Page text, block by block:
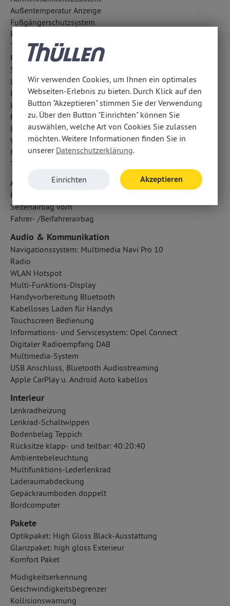
Außentemperatur Anzeige
Fußgängerschutzsystem
Fahrlichtautomatik
Traction Control
Reifendruckkontrolle
Surround-Kamerasystem
LED-Nebelscheinwerfer
ISOFIX Kindersitzbefestigung
Lichtsensor
Regensensor
Berganfahrhilfe
Wegfahrsperre
Notrufsystem
Totwinkel-Assistent
Airbags
Kopfairbag vorn und hinten
Seitenairbag vorn
Fahrer- /Beifahrerairbag
Audio & Kommunikation
Navigationssystem: Multimedia Navi Pro 10
Radio
WLAN Hotspot
Multi-Funktions-Display
Handyvorbereitung Bluetooth
Kabelloses Laden für Handys
Touchscreen Bedienung
Informations- und Servicesystem: Opel Connect
Digitaler Radioempfang DAB
Multimedia-System
USB Anschluss, Bluetooth Audiostreaming
Apple CarPlay u. Android Auto kabellos
Interieur
Lenkradheizung
Lenkrad-Schaltwippen
Bodenbelag Teppich
Rücksitze klapp- und teilbar: 40:20:40
Ambientebeleuchtung
Multifunktions-Lederlenkrad
Laderaumabdeckung
Gepäckraumboden doppelt
Bordcomputer
Pakete
Optikpaket: High Gloss Black-Ausstattung
Glanzpaket: high gloss Exterieur
Komfort Paket
Müdigkeitserkennung
Geschwindigkeitsbegrenzer
Kollisionswarnung
Wir verwenden Cookies, um Ihnen ein optimales
Webseiten-Erlebnis zu bieten. Durch Klick auf den
Button "Akzeptieren" stimmen Sie der Verwendung
zu. Über den Button "Einrichten" können Sie
auswählen, welche Art von Cookies Sie zulassen
möchten. Weitere Informationen finden Sie in
unserer Datenschutzerklärung.
Einrichten Akzeptieren